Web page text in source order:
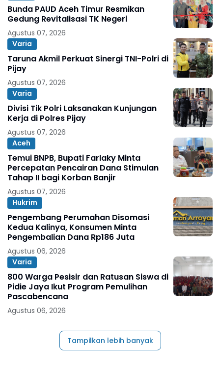
Bunda PAUD Aceh Timur Resmikan
Gedung Revitalisasi TK Negeri
Agustus 07, 2026
Varia
Taruna Akmil Perkuat Sinergi TNI-Polri di
Pijay
Agustus 07, 2026
Varia
Divisi Tik Polri Laksanakan Kunjungan
Kerja di Polres Pijay
Agustus 07, 2026
Aceh
Temui BNPB, Bupati Farlaky Minta
Percepatan Pencairan Dana Stimulan
Tahap II bagi Korban Banjir
Agustus 07, 2026
Hukrim
Pengembang Perumahan Disomasi
Kedua Kalinya, Konsumen Minta
Pengembalian Dana Rp186 Juta
Agustus 06, 2026
Varia
800 Warga Pesisir dan Ratusan Siswa di
Pidie Jaya Ikut Program Pemulihan
Pascabencana
Agustus 06, 2026
Tampilkan lebih banyak